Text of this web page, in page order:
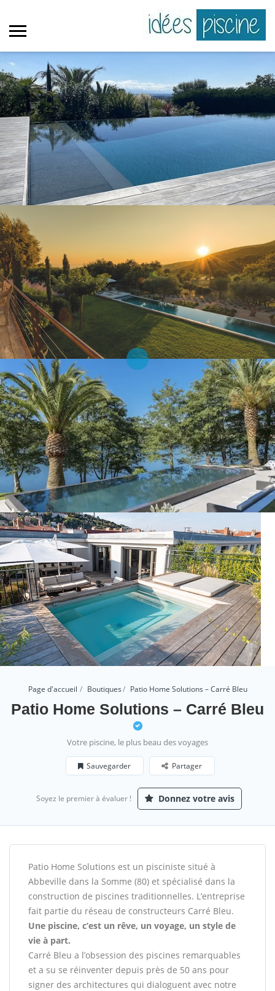
Page d'accueil Boutiques Patio Home Solutions – Carré Bleu
Patio Home Solutions – Carré Bleu
Votre piscine, le plus beau des voyages
Sauvegarder Partager
Soyez le premier à évaluer ! Donnez votre avis
Patio Home Solutions est un pisciniste situé à
Abbeville dans la Somme (80) et spécialisé dans la
construction de piscines traditionnelles. L’entreprise
fait partie du réseau de constructeurs Carré Bleu.
Une piscine, c’est un rêve, un voyage, un style de
vie à part.
Carré Bleu a l’obsession des piscines remarquables
et a su se réinventer depuis près de 50 ans pour
signer des architectures qui dialoguent avec notre